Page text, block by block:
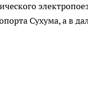
Сухума, а в